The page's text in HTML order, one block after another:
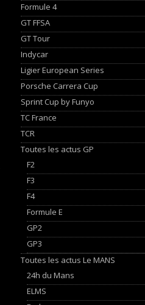
Formule 4
GT FFSA
GT Tour
Indycar
Ligier European Series
Porsche Carrera Cup
Sprint Cup by Funyo
TC France
TCR
Toutes les actus GP
F2
F3
F4
Formule E
GP2
GP3
Toutes les actus Le MANS
24h du Mans
ELMS